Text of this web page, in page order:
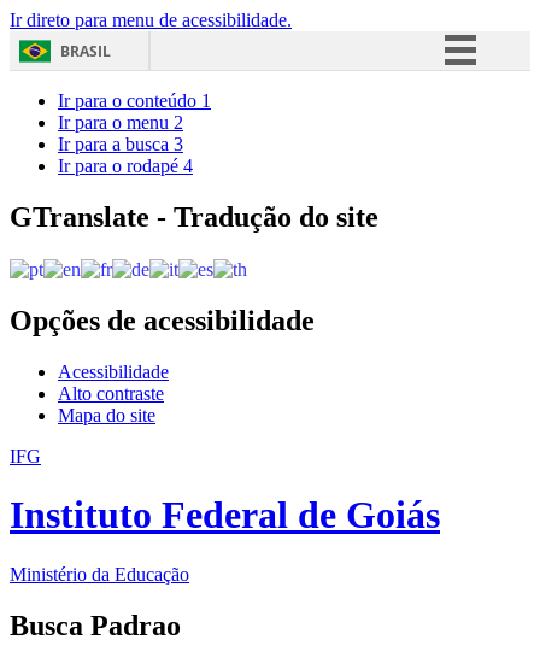
Ir direto para menu de acessibilidade.
BRASIL
Acesso à informação
Ir para o conteúdo 1
Ir para o menu 2
Ir para a busca 3
Ir para o rodapé 4
GTranslate - Tradução do site
Opções de acessibilidade
Acessibilidade
Alto contraste
Mapa do site
IFG
Instituto Federal de Goiás
Ministério da Educação
Busca Padrao